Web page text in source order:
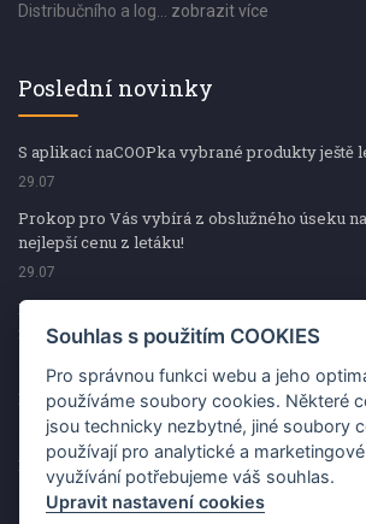
Distribučního a log... zobrazit více
Poslední novinky
S aplikací naCOOPka vybrané produkty ještě
29.07
Prokop pro Vás vybírá z obslužného úseku
nejlepší cenu z letáku!
29.07
Prokop pro Vás vybírá z obslužného úseku
nejlepší cenu z letáku!
Kup špekáčky od Váhaly a vyhraj s
29.07
Prokop pro Vás vybírá na víkendovku ty
29.07
Souhlas s použitím COOKIES
Pro správnou funkci webu a jeho
používáme soubory cookies. Některé
jsou technicky nezbytné, jiné soubory
používají pro analytické a
využívání potřebujeme váš souhlas.
Upravit nastavení cookies